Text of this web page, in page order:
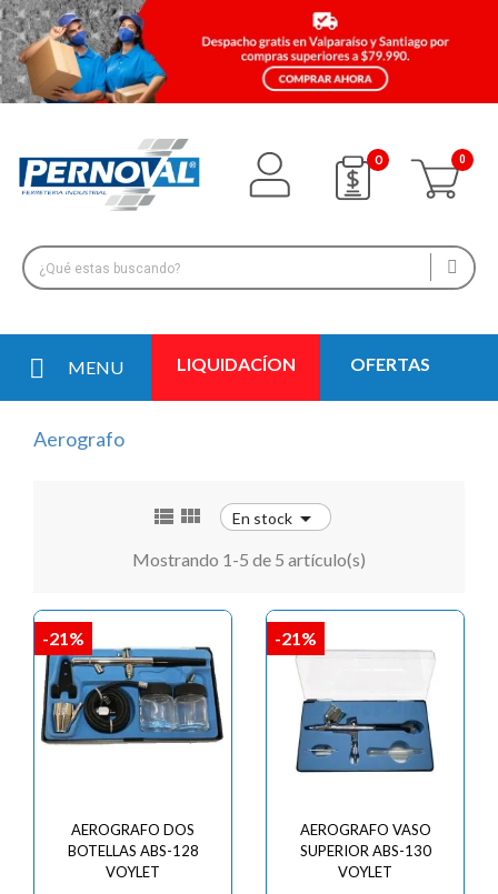
0
MENU LIQUIDACÍON OFERTAS
Aerografo
  En stock 
Mostrando 1-5 de 5 artículo(s)
AEROGRAFO DOS
BOTELLAS ABS-128
VOYLET
-21%
AEROGRAFO VASO
SUPERIOR ABS-130
VOYLET
-21%